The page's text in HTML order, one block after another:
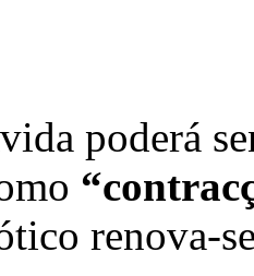
poderá
renova-